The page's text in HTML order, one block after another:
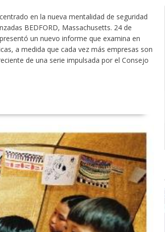
en la nueva mentalidad de seguridad
BEDFORD, Massachusetts. 24 de
un nuevo informe que examina en
a medida que cada vez más empresas son
de una serie impulsada por el Consejo